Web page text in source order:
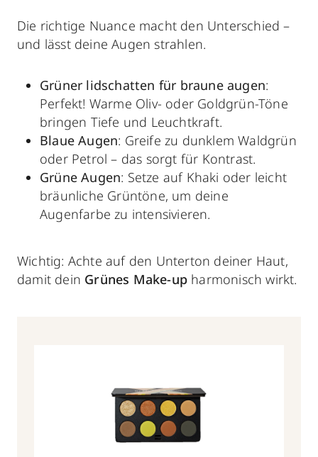
Die richtige Nuance macht den Unterschied –
und lässt deine Augen strahlen.
Grüner lidschatten für braune augen:
Perfekt! Warme Oliv- oder Goldgrün-Töne
bringen Tiefe und Leuchtkraft.
Blaue Augen: Greife zu dunklem Waldgrün
oder Petrol – das sorgt für Kontrast.
Grüne Augen: Setze auf Khaki oder leicht
bräunliche Grüntöne, um deine
Augenfarbe zu intensivieren.
Wichtig: Achte auf den Unterton deiner Haut,
damit dein Grünes Make-up harmonisch wirkt.